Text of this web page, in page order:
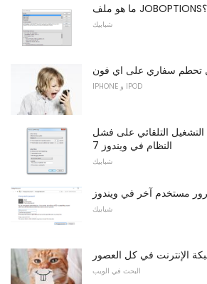
ما هو ملف JOBOPTIONS؟
شبابيك
تحطم سفاري على اي فون
IPHONE و IPOD
التشغيل التلقائي على فشل
النظام في ويندوز 7
شبابيك
مستخدم آخر في ويندوز
شبابيك
البحث في الويب